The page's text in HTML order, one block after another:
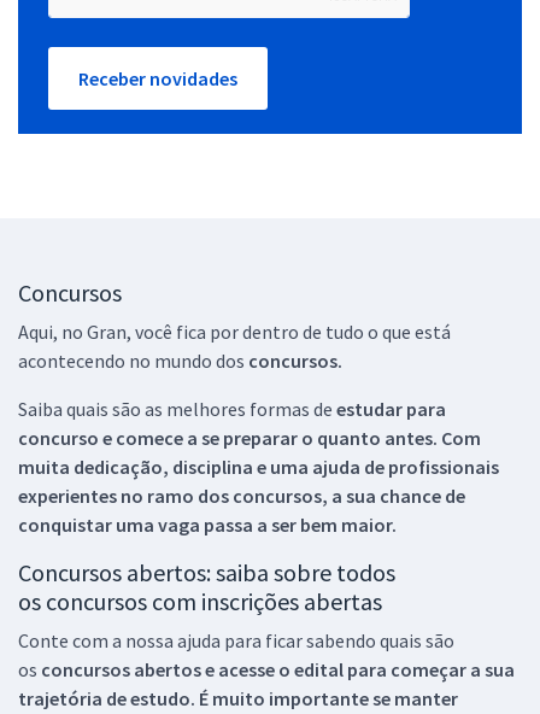
Receber novidades
Concursos
Aqui, no Gran, você fica por dentro de tudo o que está
acontecendo no mundo dos concursos.
Saiba quais são as melhores formas de estudar para
concurso e comece a se preparar o quanto antes. Com
muita dedicação, disciplina e uma ajuda de profissionais
experientes no ramo dos concursos, a sua chance de
conquistar uma vaga passa a ser bem maior.
Concursos abertos: saiba sobre todos
os concursos com inscrições abertas
Conte com a nossa ajuda para ficar sabendo quais são
os concursos abertos e acesse o edital para começar a sua
trajetória de estudo. É muito importante se manter